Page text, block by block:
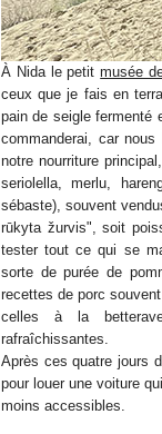
À Nida le petitmusée
ceux que je fais en
pain de seigle fermenté
commanderai, car
notre nourriture
seriolella, merlu,
sébaste), souvent
rūkyta žurvis", soit
tester tout ce qui se
sorte de purée de
recettes de porc
celles à la
rafraîchissantes.
Après ces quatre jours
pour louer une voiture
moins accessibles.